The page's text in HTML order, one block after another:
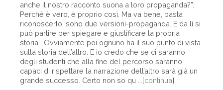
anche il nostro racconto suona a loro propaganda?”.
Perché è vero, è proprio così. Ma va bene, basta
riconoscerlo, sono due versioni-propaganda. E da lì si
può partire per spiegare e giustificare la propria
storia… Ovviamente poi ognuno ha il suo punto di vista
sulla storia dell’altro. E io credo che se ci saranno
degli studenti che alla fine del percorso saranno
capaci di rispettare la narrazione dell’altro sarà già un
grande successo. Certo non so qu ...[continua]